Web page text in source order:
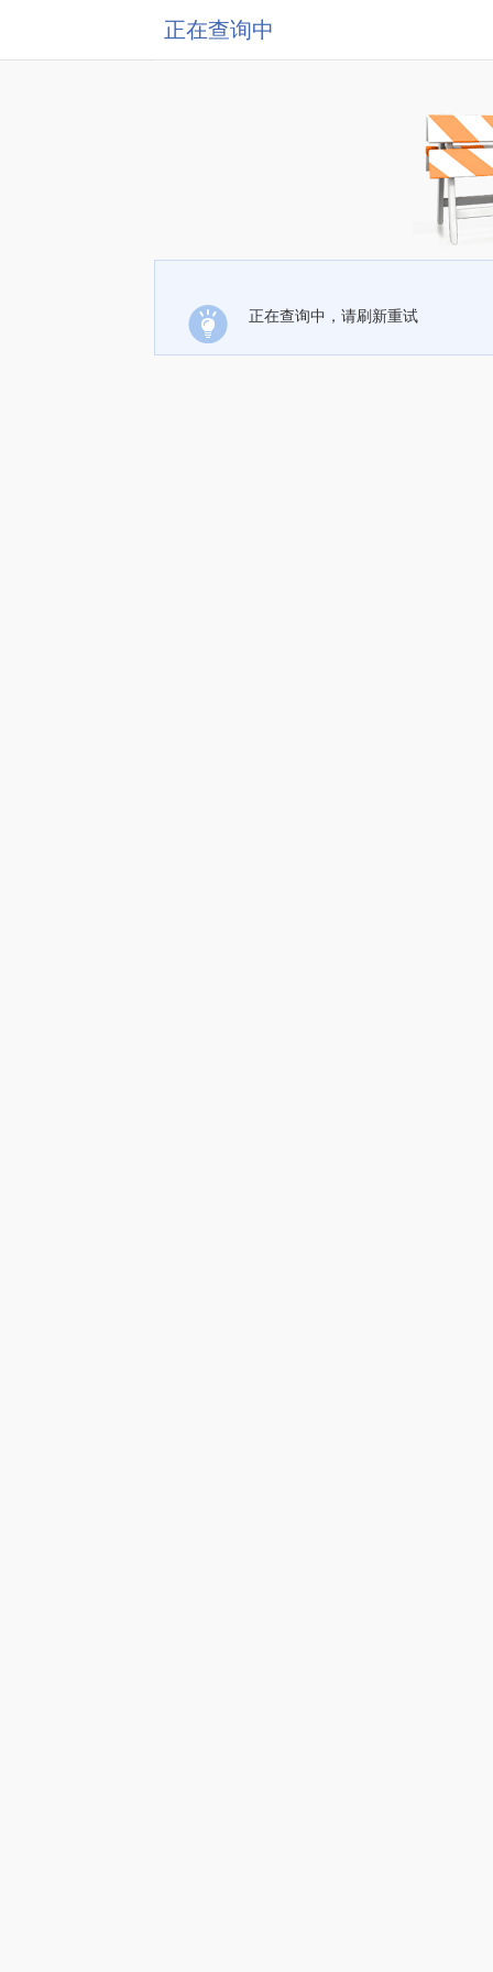
正在查询中
正在查询中，请刷新重试